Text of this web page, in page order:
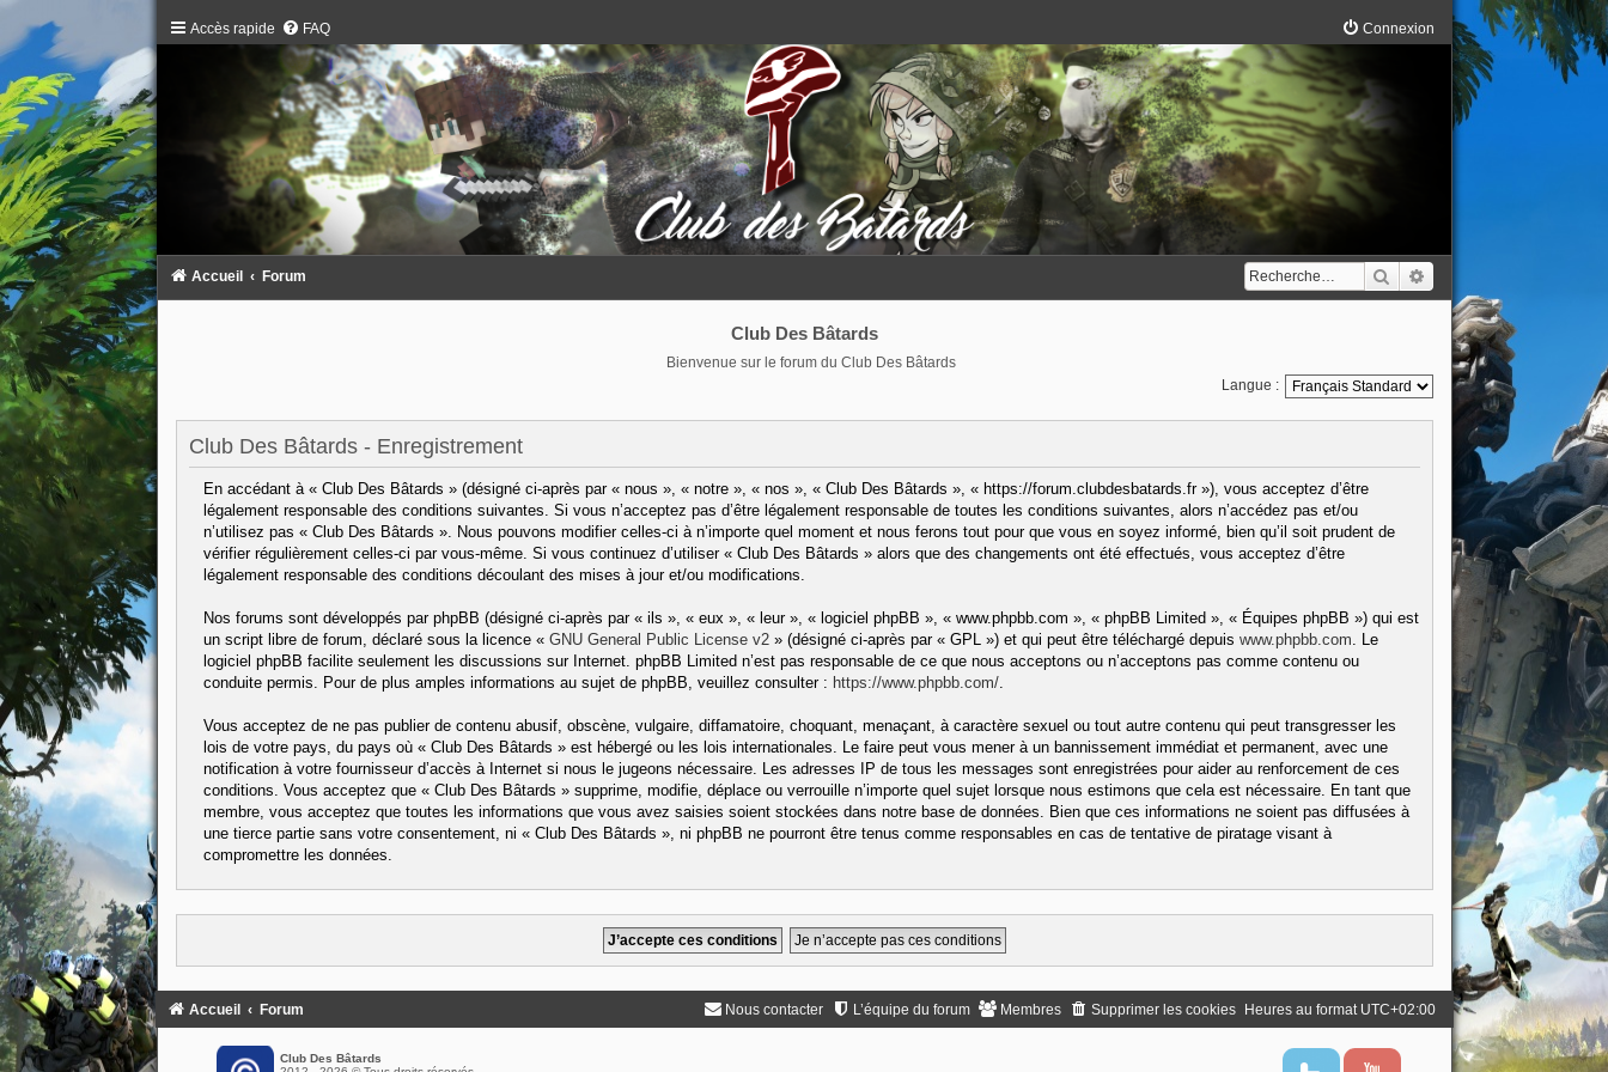
Accès rapide FAQ Connexion
Rechercher
Accueil Forum
Club Des Bâtards
Bienvenue sur le forum du Club Des Bâtards
Langue :
Club Des Bâtards - Enregistrement
En accédant à « Club Des Bâtards » (désigné ci-après par « nous », « notre », « nos », « Club Des Bâtards », « https://forum.clubdesbatards.fr »), vous acceptez d’être
légalement responsable des conditions suivantes. Si vous n’acceptez pas d’être légalement responsable de toutes les conditions suivantes, alors n’accédez pas et/ou
n’utilisez pas « Club Des Bâtards ». Nous pouvons modifier celles-ci à n’importe quel moment et nous ferons tout pour que vous en soyez informé, bien qu’il soit prudent de
vérifier régulièrement celles-ci par vous-même. Si vous continuez d’utiliser « Club Des Bâtards » alors que des changements ont été effectués, vous acceptez d’être
légalement responsable des conditions découlant des mises à jour et/ou modifications.
Nos forums sont développés par phpBB (désigné ci-après par « ils », « eux », « leur », « logiciel phpBB », « www.phpbb.com », « phpBB Limited », « Équipes phpBB ») qui est
un script libre de forum, déclaré sous la licence « GNU General Public License v2» (désigné ci-après par « GPL ») et qui peut être téléchargé depuis www.phpbb.com . Le
logiciel phpBB facilite seulement les discussions sur Internet. phpBB Limited n’est pas responsable de ce que nous acceptons ou n’acceptons pas comme contenu ou
conduite permis. Pour de plus amples informations au sujet de phpBB, veuillez consulter : https://www.phpbb.com/.
Vous acceptez de ne pas publier de contenu abusif, obscène, vulgaire, diffamatoire, choquant, menaçant, à caractère sexuel ou tout autre contenu qui peut transgresser les
lois de votre pays, du pays où « Club Des Bâtards » est hébergé ou les lois internationales. Le faire peut vous mener à un bannissement immédiat et permanent, avec une
notification à votre fournisseur d’accès à Internet si nous le jugeons nécessaire. Les adresses IP de tous les messages sont enregistrées pour aider au renforcement de ces
conditions. Vous acceptez que « Club Des Bâtards » supprime, modifie, déplace ou verrouille n’importe quel sujet lorsque nous estimons que cela est nécessaire. En tant que
membre, vous acceptez que toutes les informations que vous avez saisies soient stockées dans notre base de données. Bien que ces informations ne soient pas diffusées à
une tierce partie sans votre consentement, ni « Club Des Bâtards », ni phpBB ne pourront être tenus comme responsables en cas de tentative de piratage visant à
compromettre les données.
Accueil Forum Heures au format UTC+02:00
Supprimer les cookies
Membres
L’équipe du forum
Nous contacter
Club Des Bâtards